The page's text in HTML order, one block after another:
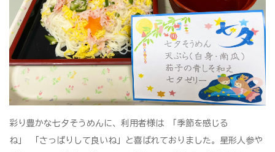
彩り豊かな七夕そうめんに、利用者様は 「季節を感じる
ね」 「さっぱりして良いね」と喜ばれておりました。星形人参や